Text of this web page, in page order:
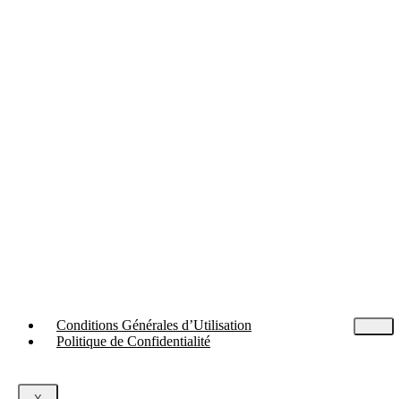
Conditions Générales d’Utilisation
Politique de Confidentialité